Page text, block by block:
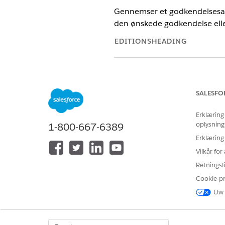
Gennemser et
den ønskede godkendelse
EDITIONSHEADING
Se Almen brugeradgang til
Handlingsdetaljer
Referencehandlingstype
Referencehandling
1-800-667-6389
Erklæring
Vilkår for
Cookie-
Uw